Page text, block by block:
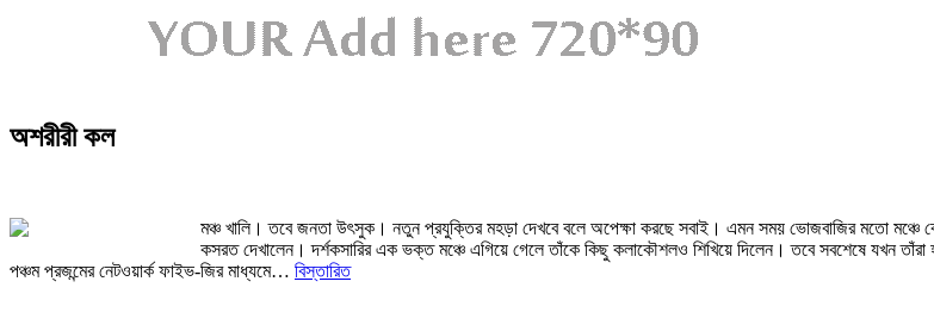
অশরীরী কল
মঞ্চ খালি। তবে জনতা উৎসুক। নতুন প্রযুক্তির মহড়া দেখবে বলে অপেক্ষা করছে সবাই। এমন সময় ভোজবাজির মতো মঞ্চে
কসরত দেখালেন। দর্শকসারির এক ভক্ত মঞ্চে এগিয়ে গেলে তাঁকে কিছু কলাকৌশলও শিখিয়ে দিলেন। তবে সবশেষে যখন
পঞ্চম প্রজন্মের নেটওয়ার্ক ফাইভ-জির মাধ্যমে… বিস্তারিত